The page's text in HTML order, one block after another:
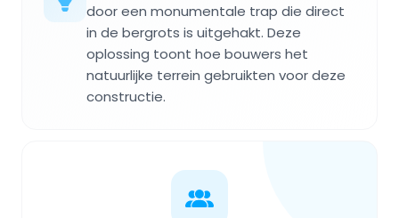
door een monumentale trap die direct
in de bergrots is uitgehakt. Deze
oplossing toont hoe bouwers het
natuurlijke terrein gebruikten voor deze
constructie.